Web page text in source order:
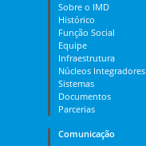
Sobre o IMD
Histórico
Função Social
Equipe
Infraestrutura
Núcleos Integradores
Sistemas
Documentos
Parcerias
Comunicação